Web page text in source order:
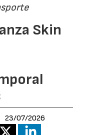
Skin
23/07/2026